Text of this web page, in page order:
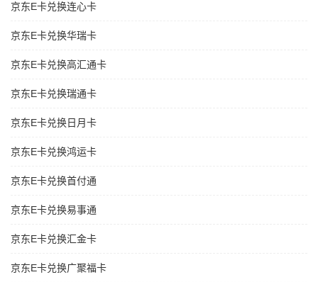
京东E卡兑换连心卡
京东E卡兑换华瑞卡
京东E卡兑换高汇通卡
京东E卡兑换瑞通卡
京东E卡兑换日月卡
京东E卡兑换鸿运卡
京东E卡兑换首付通
京东E卡兑换易事通
京东E卡兑换汇金卡
京东E卡兑换广聚福卡